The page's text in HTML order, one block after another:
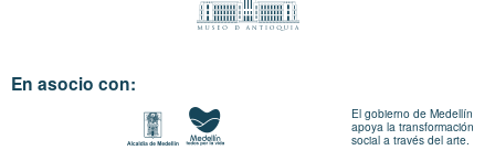
En asocio con:
El gobierno de Medellín
apoya la transformación
social a través del arte.